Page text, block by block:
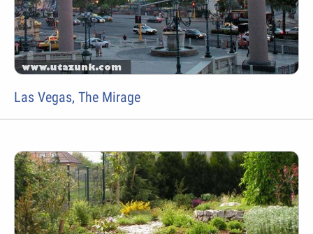
Las Vegas, The Mirage